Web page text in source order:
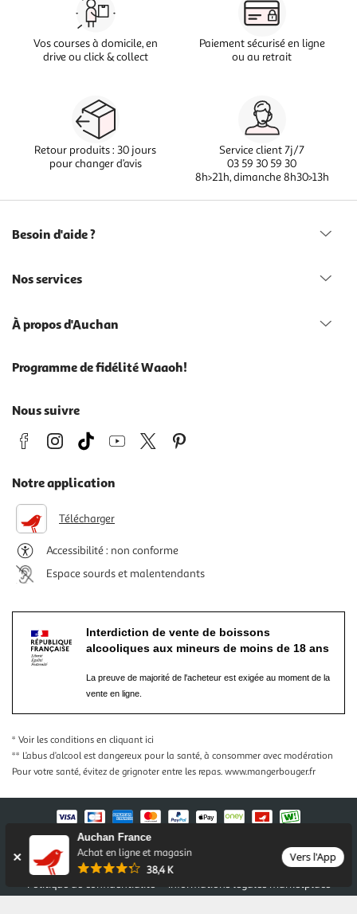
Auchan France
Achat en ligne et magasin
38,4 K
Vers l'App
Vos courses à domicile, en
drive ou click & collect
Paiement sécurisé en ligne
ou au retrait
Retour produits : 30 jours
pour changer d’avis
Service client 7j/7
03 59 30 59 30
8h>21h, dimanche 8h30>13h
Besoin d'aide ?
Nos services
À propos d'Auchan
Programme de fidélité Waaoh!
Nous suivre
Notre application
Télécharger
Accessibilité : non conforme
Espace sourds et malentendants
Interdiction de vente de boissons
alcooliques aux mineurs de moins de 18 ans
La preuve de majorité de l'acheteur est exigée au moment de la
vente en ligne.
* Voir les conditions en cliquant ici
** L’abus d’alcool est dangereux pour la santé, à consommer avec modération
Pour votre santé, évitez de grignoter entre les repas. www.mangerbouger.fr
Nos conditions générales
Mentions légales
Conditions des offres et promotions
Gérer mes préférences
Politique de confidentialité
Informations légales marketplace